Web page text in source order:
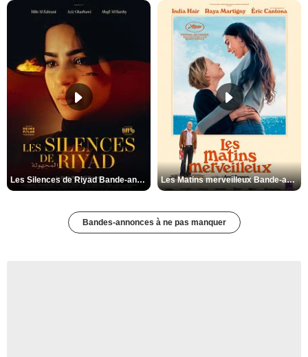
Les Silences de Riyad Bande-annonce VO STFR Les Matins merveilleux Bande-annonce VF
Bandes-annonces à ne pas manquer